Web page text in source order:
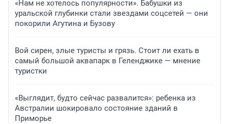
«Нам не хотелось популярности». Бабушки из
уральской глубинки стали звездами соцсетей — они
покорили Агутина и Бузову
Вой сирен, злые туристы и грязь. Стоит ли ехать в
самый большой аквапарк в Геленджике — мнение
туристки
«Выглядит, будто сейчас развалится»: ребенка из
Австралии шокировало состояние зданий в
Приморье